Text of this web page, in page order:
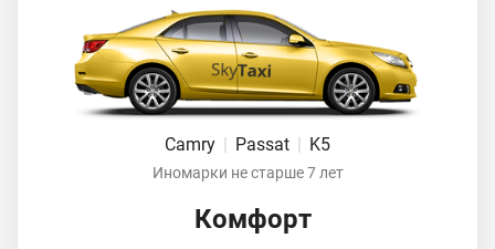
Camry Passat K5
Иномарки не старше 7 лет
Комфорт